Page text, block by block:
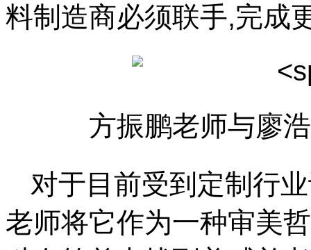
料制造商必须联手,完成
方振鹏老师与廖
对于目前受到定制行
老师将它作为一种审美